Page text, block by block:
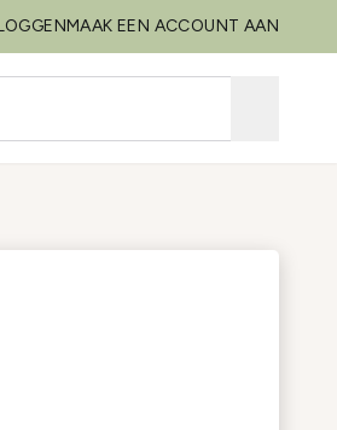
MAAK EEN ACCOUNT AAN